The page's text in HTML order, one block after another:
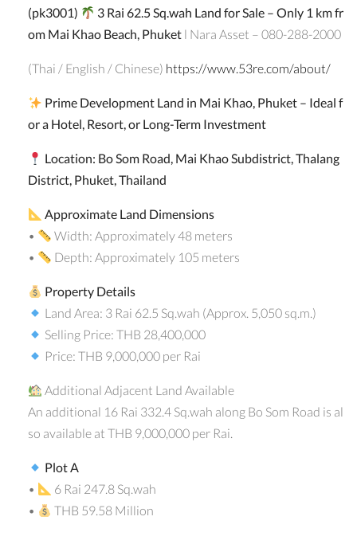
(pk3001)
3 Rai 62.5 Sq.wah Land for Sale – Only 1 km fr
om Mai Khao Beach, Phuket l Nara Asset – 080-288-2000
(Thai / English / Chinese) https://www.53re.com/about/
Prime Development Land in Mai Khao, Phuket – Ideal f
or a Hotel, Resort, or Long-Term Investment
Location: Bo Som Road, Mai Khao Subdistrict, Thalang
District, Phuket, Thailand
Approximate Land Dimensions
•
Width: Approximately 48 meters
•
Depth: Approximately 105 meters
Property Details
Land Area: 3 Rai 62.5 Sq.wah (Approx. 5,050 sq.m.)
Selling Price: THB 28,400,000
Price: THB 9,000,000 per Rai
Additional Adjacent Land Available
An additional 16 Rai 332.4 Sq.wah along Bo Som Road is al
so available at THB 9,000,000 per Rai.
Plot A
•
6 Rai 247.8 Sq.wah
•
THB 59.58 Million